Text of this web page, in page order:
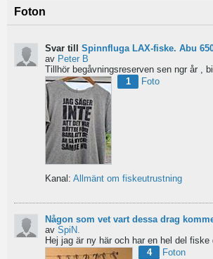
Foton
Svar till Spinnfluga LAX-fiske. Abu 6500
av Peter B
1
Foto
Kanal: Allmänt om fiskeutrustning
Någon som vet vart dessa drag
av SpiN.
4
Foton